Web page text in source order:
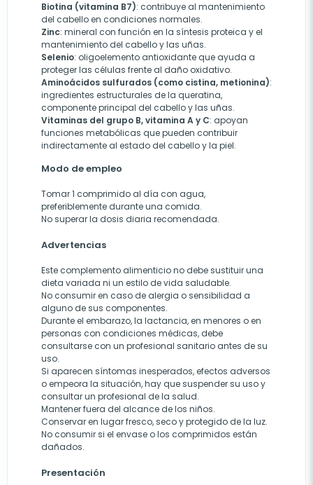
Biotina (vitamina B7): contribuye al mantenimiento
del cabello en condiciones normales.
Zinc: mineral con función en la síntesis proteica y el
mantenimiento del cabello y las uñas.
Selenio: oligoelemento antioxidante que ayuda a
proteger las células frente al daño oxidativo.
Aminoácidos sulfurados (como cistina, metionina):
ingredientes estructurales de la queratina,
componente principal del cabello y las uñas.
Vitaminas del grupo B, vitamina A y C: apoyan
funciones metabólicas que pueden contribuir
indirectamente al estado del cabello y la piel.
Modo de empleo
Tomar 1 comprimido al día con agua,
preferiblemente durante una comida.
No superar la dosis diaria recomendada.
Advertencias
Este complemento alimenticio no debe sustituir una
dieta variada ni un estilo de vida saludable.
No consumir en caso de alergia o sensibilidad a
alguno de sus componentes.
Durante el embarazo, la lactancia, en menores o en
personas con condiciones médicas, debe
consultarse con un profesional sanitario antes de su
uso.
Si aparecen síntomas inesperados, efectos adversos
o empeora la situación, hay que suspender su uso y
consultar un profesional de la salud.
Mantener fuera del alcance de los niños.
Conservar en lugar fresco, seco y protegido de la luz.
No consumir si el envase o los comprimidos están
dañados.
Presentación